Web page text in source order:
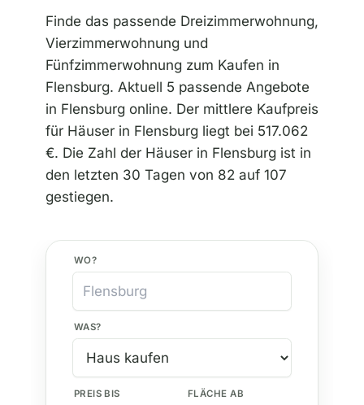
Finde das passende Dreizimmerwohnung,
Vierzimmerwohnung und
Fünfzimmerwohnung zum Kaufen in
Flensburg. Aktuell 5 passende Angebote
in Flensburg online. Der mittlere Kaufpreis
für Häuser in Flensburg liegt bei 517.062
€. Die Zahl der Häuser in Flensburg ist in
den letzten 30 Tagen von 82 auf 107
gestiegen.
WO?
WAS?
PREIS BIS FLÄCHE AB